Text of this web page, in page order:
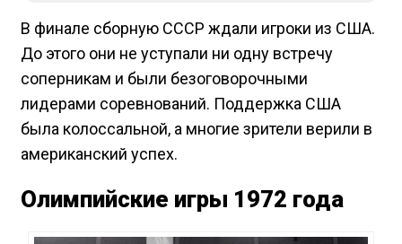
В финале сборную СССР ждали игроки из США.
До этого они не уступали ни одну встречу
соперникам и были безоговорочными
лидерами соревнований. Поддержка США
была колоссальной, а многие зрители верили в
американский успех.
Олимпийские игры 1972 года